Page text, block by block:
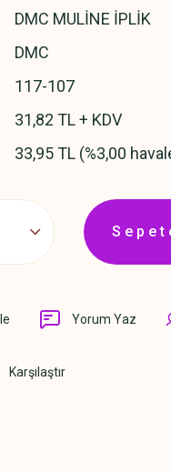
DMC MULİNE İPLİK
DMC
117-107
31,82 TL + KDV
33,95 TL (%3,00
Yorum Yaz
Karşılaştır